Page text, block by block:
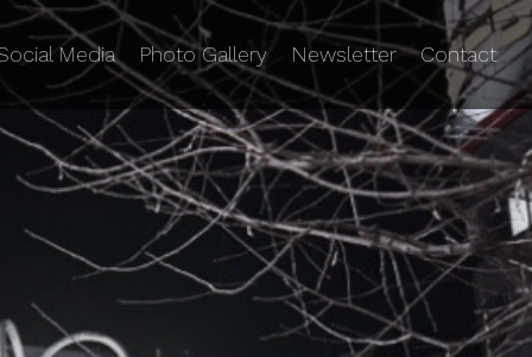
Media Photo Gallery Newsletter Contact